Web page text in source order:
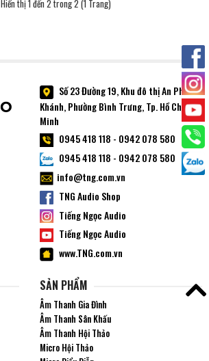
Hiển thị 1 đến 2 trong 2 (1 Trang)
Số 23 Đường 19, Khu đô thị An Phú An
Khánh, PhườngBình Trưng, Tp. Hồ Chí
Minh
0945 418 118 - 0942 078 580
0945 418 118 - 0942 078 580
info@tng.com.vn
TNG Audio Shop
Tiếng Ngọc Audio
Tiếng Ngọc Audio
www.TNG.com.vn
SẢN PHẨM
Âm Thanh Gia Đình
Âm Thanh Sân Khấu
Âm Thanh Hội Thảo
Micro Hội Thảo